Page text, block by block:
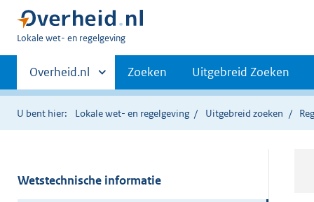
U
hier:
Lokale wet- en regelgeving
Primaire
navigatie
Andere
sites
binnen
Overheid.nl Zoeken Uitgebreid Zoeken
U bent hier: Lokale wet- en regelgeving Uitgebreid zoeken
Wetstechnische informatie